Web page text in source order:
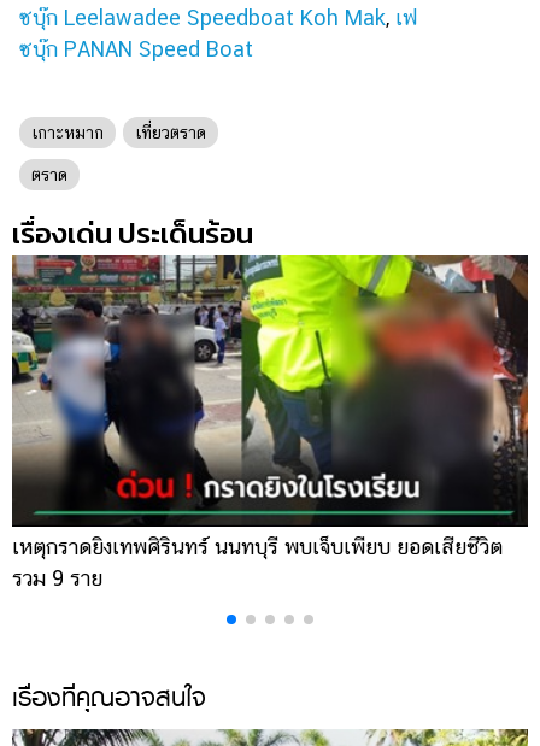
ซบุ๊ก Leelawadee Speedboat Koh Mak, เฟ
ซบุ๊ก PANAN Speed Boat
เกาะหมาก เที่ยวตราด
ตราด
เรื่องเด่น ประเด็นร้อน
เหตุกราดยิงเทพศิรินทร์ นนทบุรี พบเจ็บเพียบ ยอดเสียชีวิต
รวม 9 ราย
เรื่องที่คุณอาจสนใจ